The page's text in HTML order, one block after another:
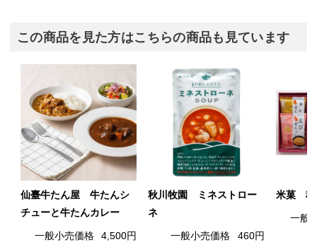
この商品を見た方はこちらの商品も見ています
仙臺牛たん屋 牛たんシ
チューと牛たんカレー
一般小売価格 4,500円
秋川牧園 ミネストロー
ネ
一般小売価格 460円
米菓 穂
一般